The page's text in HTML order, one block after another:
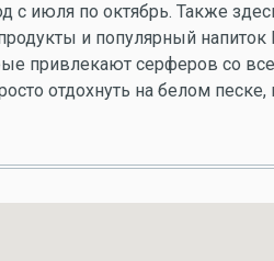
с июля по октябрь. Также
и популярный
привлекают серферов со
отдохнуть на белом